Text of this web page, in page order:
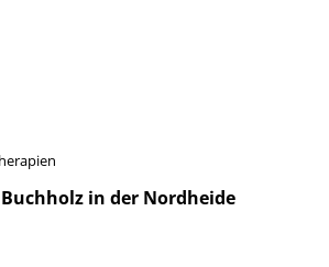
in der Nordheide